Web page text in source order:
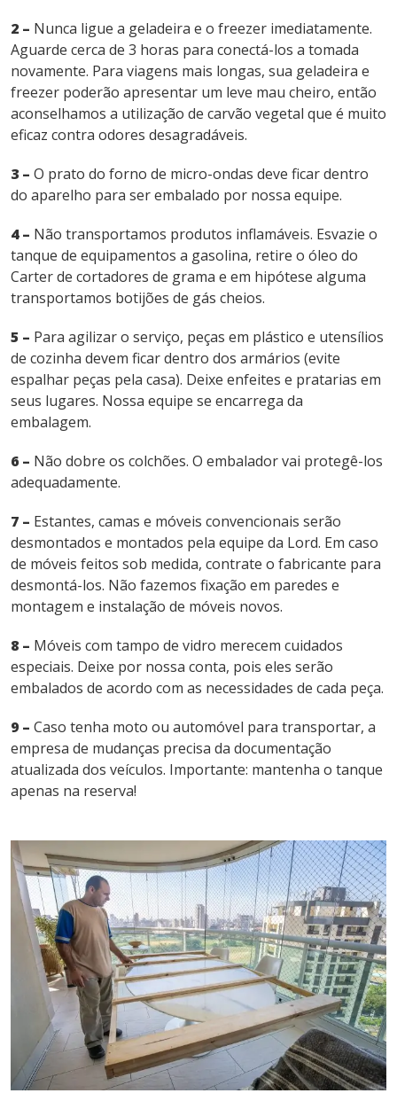
2 – Nunca ligue a geladeira e o freezer imediatamente.
Aguarde cerca de 3 horas para conectá-los a tomada
novamente. Para viagens mais longas, sua geladeira e
freezer poderão apresentar um leve mau cheiro, então
aconselhamos a utilização de carvão vegetal que é muito
eficaz contra odores desagradáveis.
3 – O prato do forno de micro-ondas deve ficar dentro
do aparelho para ser embalado por nossa equipe.
4 – Não transportamos produtos inflamáveis. Esvazie o
tanque de equipamentos a gasolina, retire o óleo do
Carter de cortadores de grama e em hipótese alguma
transportamos botijões de gás cheios.
5 – Para agilizar o serviço, peças em plástico e utensílios
de cozinha devem ficar dentro dos armários (evite
espalhar peças pela casa). Deixe enfeites e pratarias em
seus lugares. Nossa equipe se encarrega da
embalagem.
6 – Não dobre os colchões. O embalador vai protegê-los
adequadamente.
7 – Estantes, camas e móveis convencionais serão
desmontados e montados pela equipe da Lord. Em caso
de móveis feitos sob medida, contrate o fabricante para
desmontá-los. Não fazemos fixação em paredes e
montagem e instalação de móveis novos.
8 – Móveis com tampo de vidro merecem cuidados
especiais. Deixe por nossa conta, pois eles serão
embalados de acordo com as necessidades de cada peça.
9 – Caso tenha moto ou automóvel para transportar, a
empresa de mudanças precisa da documentação
atualizada dos veículos. Importante: mantenha o tanque
apenas na reserva!